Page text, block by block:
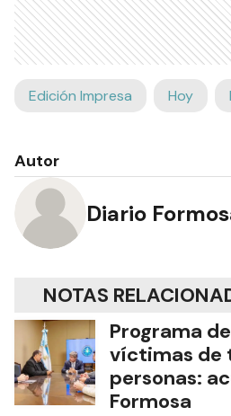
Edición Impresa Hoy
Autor
Diario
NOTAS
Programa
víctimas de
personas:
Formosa